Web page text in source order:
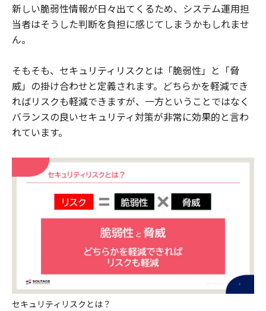
新しい脆弱性情報が日々出てくるため、システム運用担
当者はそうした判断を負担に感じてしまうかもしれませ
ん。
そもそも、セキュリティリスクとは「脆弱性」と「脅
威」の掛け合わせと定義されます。どちらかを軽減でき
ればリスクも軽減できますが、一方ということではなく
バランスの良いセキュリティ対策が非常に効果的と言わ
れています。
セキュリティリスクとは？